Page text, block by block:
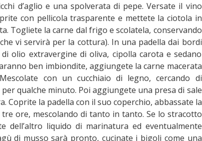
d’aglio e una spolverata di pepe. Versate il vino
con pellicola trasparente e mettete la ciotola in
Togliete la carne dal frigo e scolatela, conservando
vi servirà per la cottura). In una padella dai bordi
olio extravergine di oliva, cipolla carota e sedano
ben imbiondite, aggiungete la carne macerata
con un cucchiaio di legno, cercando di
qualche minuto. Poi aggiungete una presa di sale
Coprite la padella con il suo coperchio, abbassate la
ore, mescolando di tanto in tanto. Se lo stracotto
dell’altro liquido di marinatura ed eventualmente
di musso sarà pronto, cucinate i bigoli come una